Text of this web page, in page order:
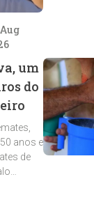
um
do
anos e
de